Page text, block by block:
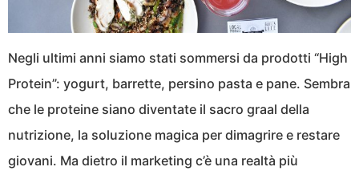
Negli ultimi anni siamo stati sommersi da prodotti “High
Protein”: yogurt, barrette, persino pasta e pane. Sembra
che le proteine siano diventate il sacro graal della
nutrizione, la soluzione magica per dimagrire e restare
giovani. Ma dietro il marketing c’è una realtà più